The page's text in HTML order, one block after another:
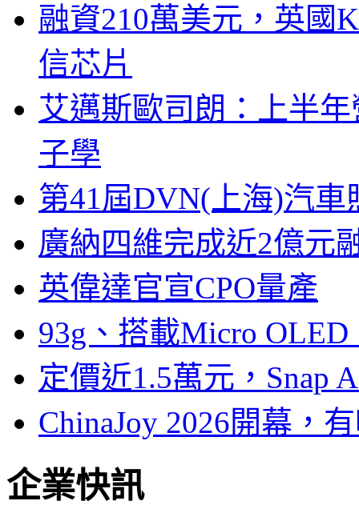
融資210萬美元，英國
信芯片
艾邁斯歐司朗：上半
子學
第41屆DVN(上海)汽
廣納四維完成近2億元
英偉達官宣CPO量產
93g、搭載Micro
定價近1.5萬元，Snap
ChinaJoy 2026開幕，
企業快訊